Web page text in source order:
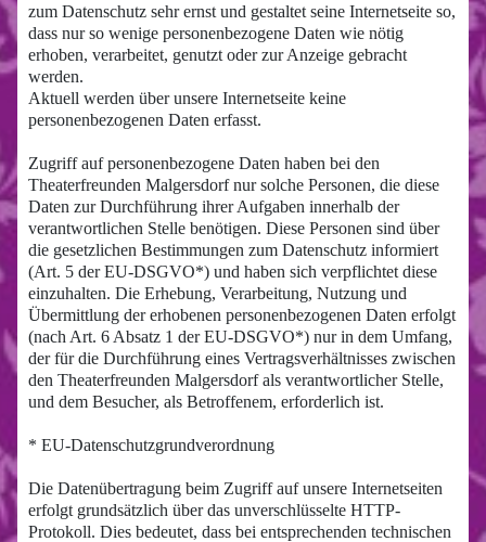
zum Datenschutz sehr ernst und gestaltet seine Internetseite so,
dass nur so wenige personenbezogene Daten wie nötig
erhoben, verarbeitet, genutzt oder zur Anzeige gebracht
werden.
Aktuell werden über unsere Internetseite keine
personenbezogenen Daten erfasst.
Zugriff auf personenbezogene Daten haben bei den
Theaterfreunden Malgersdorf nur solche Personen, die diese
Daten zur Durchführung ihrer Aufgaben innerhalb der
verantwortlichen Stelle benötigen. Diese Personen sind über
die gesetzlichen Bestimmungen zum Datenschutz informiert
(Art. 5 der EU-DSGVO*) und haben sich verpflichtet diese
einzuhalten. Die Erhebung, Verarbeitung, Nutzung und
Übermittlung der erhobenen personenbezogenen Daten erfolgt
(nach Art. 6 Absatz 1 der EU-DSGVO*) nur in dem Umfang,
der für die Durchführung eines Vertragsverhältnisses zwischen
den Theaterfreunden Malgersdorf als verantwortlicher Stelle,
und dem Besucher, als Betroffenem, erforderlich ist.
* EU-Datenschutzgrundverordnung
Die Datenübertragung beim Zugriff auf unsere Internetseiten
erfolgt grundsätzlich über das unverschlüsselte HTTP-
Protokoll. Dies bedeutet, dass bei entsprechenden technischen